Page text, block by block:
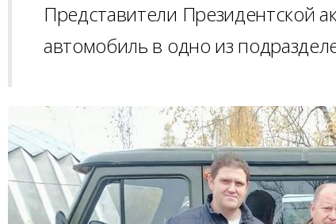
Представители Президентской
автомобиль в одно из